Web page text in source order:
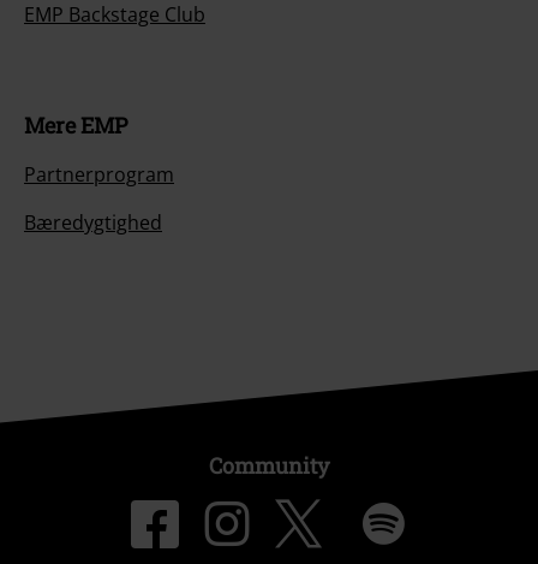
EMP Backstage Club
Mere EMP
Partnerprogram
Bæredygtighed
Community